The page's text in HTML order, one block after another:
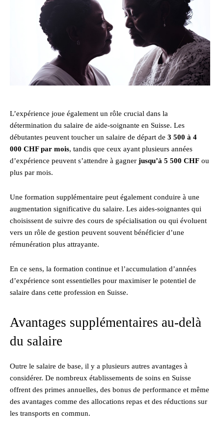
L’expérience joue également un rôle crucial dans la
détermination du salaire de aide-soignante en Suisse. Les
débutantes peuvent toucher un salaire de départ de 3 500 à 4
000 CHF par mois, tandis que ceux ayant plusieurs années
d’expérience peuvent s’attendre à gagner jusqu’à 5 500 CHF ou
plus par mois.
Une formation supplémentaire peut également conduire à une
augmentation significative du salaire. Les aides-soignantes qui
choisissent de suivre des cours de spécialisation ou qui évoluent
vers un rôle de gestion peuvent souvent bénéficier d’une
rémunération plus attrayante.
En ce sens, la formation continue et l’accumulation d’années
d’expérience sont essentielles pour maximiser le potentiel de
salaire dans cette profession en Suisse.
Avantages supplémentaires au-delà
du salaire
Outre le salaire de base, il y a plusieurs autres avantages à
considérer. De nombreux établissements de soins en Suisse
offrent des primes annuelles, des bonus de performance et même
des avantages comme des allocations repas et des réductions sur
les transports en commun.